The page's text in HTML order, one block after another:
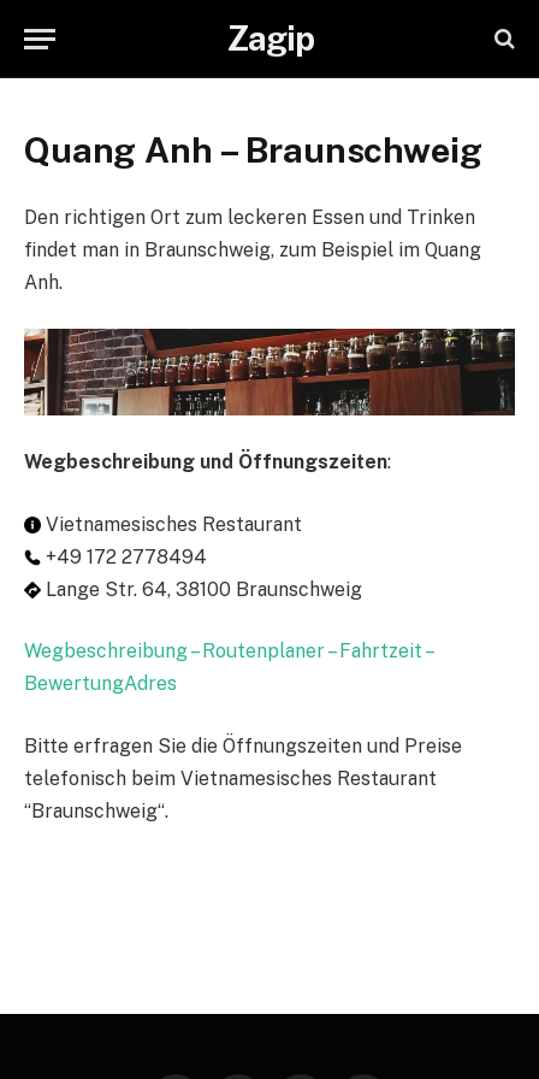
Zagip
Quang Anh – Braunschweig
Den richtigen Ort zum leckeren Essen und Trinken
findet man in Braunschweig, zum Beispiel im Quang
Anh.
Wegbeschreibung und Öffnungszeiten:
Vietnamesisches Restaurant
+49 172 2778494
Lange Str. 64, 38100 Braunschweig
Wegbeschreibung – Routenplaner – Fahrtzeit –
BewertungAdres
Bitte erfragen Sie die Öffnungszeiten und Preise
telefonisch beim Vietnamesisches Restaurant
“Braunschweig“.